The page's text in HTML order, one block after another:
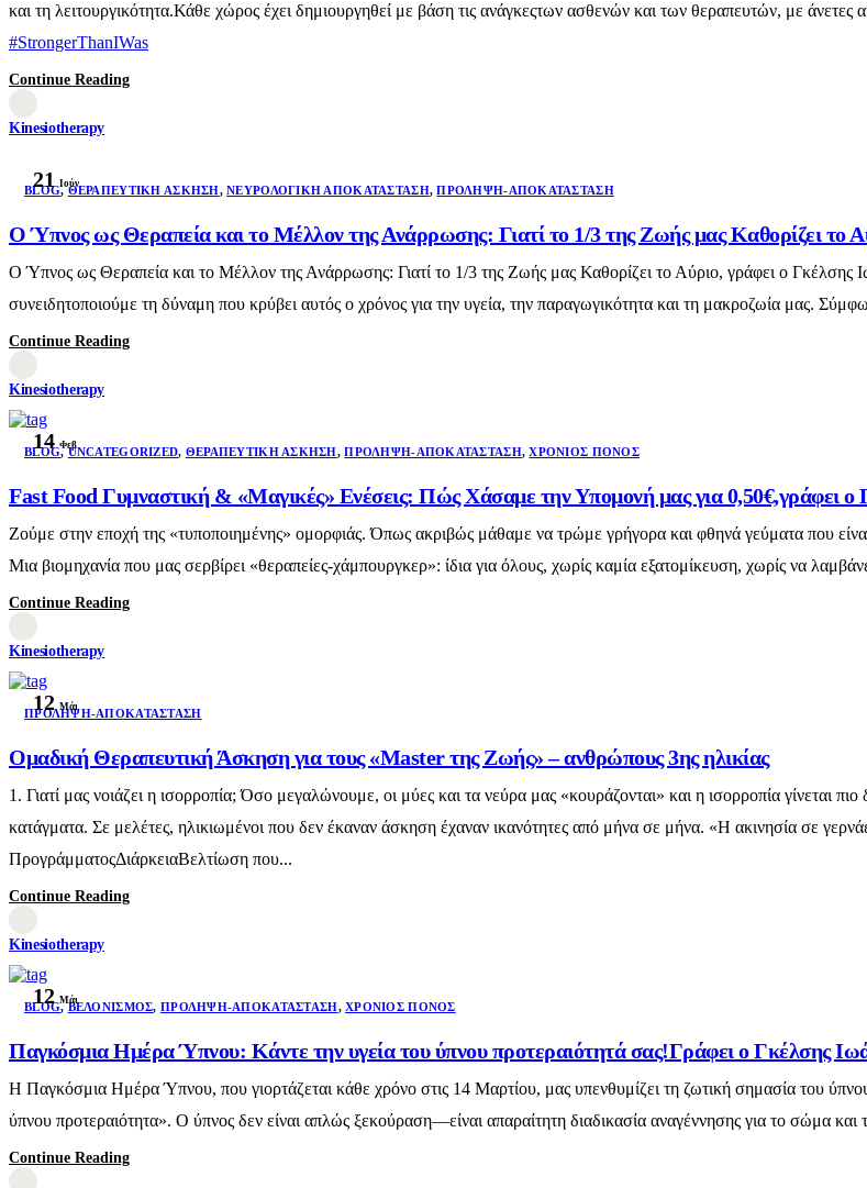
και τη λειτουργικότητα.Κάθε χώρος έχει δημιουργηθεί με βάση τις ανάγκεςτων ασθενών και των θεραπευτών, με
#StrongerThanIWas
Continue Reading
Kinesiotherapy
21 Ιούν
BLOG,ΘΕΡΑΠΕΥΤΙΚΉ ΆΣΚΗΣΗ,ΝΕΥΡΟΛΟΓΙΚΉ ΑΠΟΚΑΤΆΣΤΑΣΗ,ΠΡΌΛΗΨΗ-ΑΠΟΚΑΤΆΣΤΑΣΗ
Ο Ύπνος ως Θεραπεία και το Μέλλον της Ανάρρωσης: Γιατί το 1/3 της Ζωής μας Καθορίζει το
Ο Ύπνος ως Θεραπεία και το Μέλλον της Ανάρρωσης: Γιατί το 1/3 της Ζωής μας Καθορίζει το Αύριο, γράφει ο
συνειδητοποιούμε τη δύναμη που κρύβει αυτός ο χρόνος για την υγεία, την παραγωγικότητα και τη μακροζωία μας.
Continue Reading
Kinesiotherapy
14 Φεβ
BLOG,UNCATEGORIZED, ΘΕΡΑΠΕΥΤΙΚΉ ΆΣΚΗΣΗ,ΠΡΌΛΗΨΗ-ΑΠΟΚΑΤΆΣΤΑΣΗ,ΧΡΌΝΙΟΣ ΠΌΝΟΣ
Fast Food Γυμναστική & «Μαγικές» Ενέσεις: Πώς Χάσαμε την Υπομονή μας για 0,50€,γράφει
Ζούμε στην εποχή της «τυποποιημένης» ομορφιάς. Όπως ακριβώς μάθαμε να τρώμε γρήγορα και φθηνά γεύματα που
Μια βιομηχανία που μας σερβίρει «θεραπείες-χάμπουργκερ»: ίδια για όλους, χωρίς καμία εξατομίκευση, χωρίς να
Continue Reading
Kinesiotherapy
12 Μάι
ΠΡΌΛΗΨΗ-ΑΠΟΚΑΤΆΣΤΑΣΗ
Ομαδική Θεραπευτική Άσκηση για τους «Master της Ζωής» – ανθρώπους 3ης ηλικίας
1. Γιατί μας νοιάζει η ισορροπία; Όσο μεγαλώνουμε, οι μύες και τα νεύρα μας «κουράζονται» και η ισορροπία
κατάγματα. Σε μελέτες, ηλικιωμένοι που δεν έκαναν άσκηση έχαναν ικανότητες από μήνα σε μήνα. «Η ακινησία σε
ΠρογράμματοςΔιάρκειαΒελτίωση που...
Continue Reading
Kinesiotherapy
12 Μάι
BLOG,ΒΕΛΟΝΙΣΜΌΣ, ΠΡΌΛΗΨΗ-ΑΠΟΚΑΤΆΣΤΑΣΗ,ΧΡΌΝΙΟΣ ΠΌΝΟΣ
Παγκόσμια Ημέρα Ύπνου: Κάντε την υγεία του ύπνου προτεραιότητά σας!Γράφει ο Γκέλσης
Η Παγκόσμια Ημέρα Ύπνου, που γιορτάζεται κάθε χρόνο στις 14 Μαρτίου, μας υπενθυμίζει τη ζωτική σημασία του
ύπνου προτεραιότητα». Ο ύπνος δεν είναι απλώς ξεκούραση—είναι απαραίτητη διαδικασία αναγέννησης για το σώμα
Continue Reading